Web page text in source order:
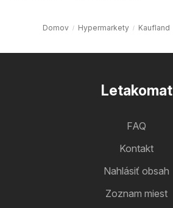
Domov Hypermarkety Kaufland
Letakomat
FAQ
Kontakt
Nahlásiť obsah
Zoznam miest